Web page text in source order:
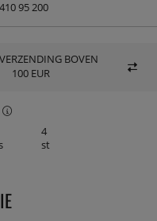
4
st
95 200
BOVEN
100 EUR